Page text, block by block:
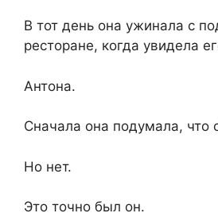
В тот день она ужинала с
ресторане, когда увидела
Антона.
Сначала она подумала, что
Но нет.
Это точно был он.